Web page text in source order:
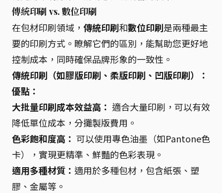
傳統印刷 vs. 數位印刷
在包材印刷領域， 傳統印刷和數位印刷是兩種最主
要的印刷方式。瞭解它們的區別，能幫助您更好地
控制成本，同時確保品牌形象的一致性。
傳統印刷（如膠版印刷、柔版印刷、凹版印刷）：
優點：
大批量印刷成本效益高： 適合大量印刷，可以有效
降低單位成本，分攤製版費用。
色彩飽和度高： 可以使用專色油墨（如Pantone色
卡），實現更精準、鮮豔的色彩表現。
適用多種材質： 適用於多種包材，包含紙張、塑
膠、金屬等。